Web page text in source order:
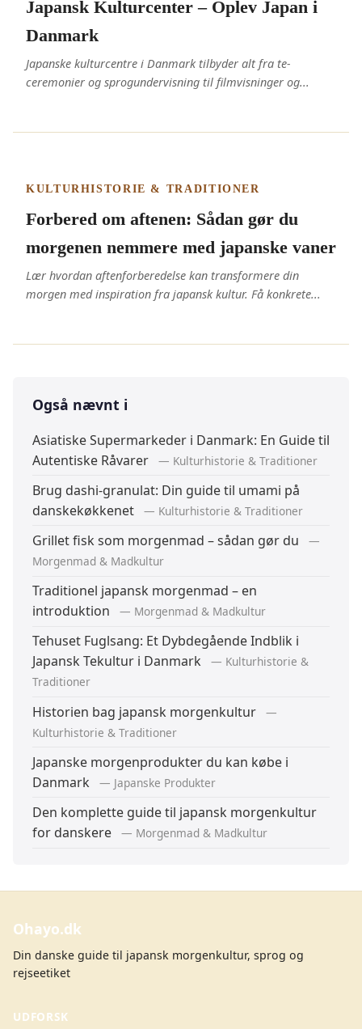
Japansk Kulturcenter – Oplev Japan i
Danmark
Japanske kulturcentre i Danmark tilbyder alt fra te-
ceremonier og sprogundervisning til filmvisninger og...
KULTURHISTORIE & TRADITIONER
Forbered om aftenen: Sådan gør du
morgenen nemmere med japanske vaner
Lær hvordan aftenforberedelse kan transformere din
morgen med inspiration fra japansk kultur. Få konkrete...
Også nævnt i
Asiatiske Supermarkeder i Danmark: En Guide til
Autentiske Råvarer
— Kulturhistorie & Traditioner
Brug dashi-granulat: Din guide til umami på
danskekøkkenet
— Kulturhistorie & Traditioner
Grillet fisk som morgenmad – sådan gør du
—
Morgenmad & Madkultur
Traditionel japansk morgenmad – en
introduktion
— Morgenmad & Madkultur
Tehuset Fuglsang: Et Dybdegående Indblik i
Japansk Tekultur i Danmark
— Kulturhistorie &
Traditioner
Historien bag japansk morgenkultur
—
Kulturhistorie & Traditioner
Japanske morgenprodukter du kan købe i
Danmark
— Japanske Produkter
Den komplette guide til japansk morgenkultur
for danskere
— Morgenmad & Madkultur
Ohayo.dk
Din danske guide til japansk morgenkultur, sprog og
rejseetiket
UDFORSK